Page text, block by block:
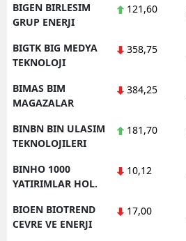
BIGEN BIRLESIM
GRUP ENERJI
121,60
BIGTK BIG MEDYA
TEKNOLOJI
358,75
BIMAS BIM
MAGAZALAR
384,25
BINBN BIN ULASIM
TEKNOLOJILERI
181,70
BINHO 1000
YATIRIMLAR HOL.
10,12
BIOEN BIOTREND
CEVRE VE ENERJI
17,00